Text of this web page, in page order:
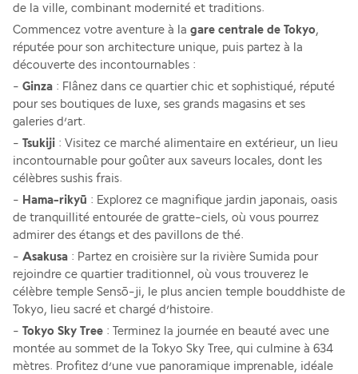
de la ville, combinant modernité et traditions.
Commencez votre aventure à la gare centrale de Tokyo,
réputée pour son architecture unique, puis partez à la
découverte des incontournables :
- Ginza : Flânez dans ce quartier chic et sophistiqué, réputé
pour ses boutiques de luxe, ses grands magasins et ses
galeries d’art.
- Tsukiji : Visitez ce marché alimentaire en extérieur, un lieu
incontournable pour goûter aux saveurs locales, dont les
célèbres sushis frais.
- Hama-rikyū : Explorez ce magnifique jardin japonais, oasis
de tranquillité entourée de gratte-ciels, où vous pourrez
admirer des étangs et des pavillons de thé.
- Asakusa : Partez en croisière sur la rivière Sumida pour
rejoindre ce quartier traditionnel, où vous trouverez le
célèbre temple Sensō-ji, le plus ancien temple bouddhiste de
Tokyo, lieu sacré et chargé d’histoire.
- Tokyo Sky Tree : Terminez la journée en beauté avec une
montée au sommet de la Tokyo Sky Tree, qui culmine à 634
mètres. Profitez d’une vue panoramique imprenable, idéale